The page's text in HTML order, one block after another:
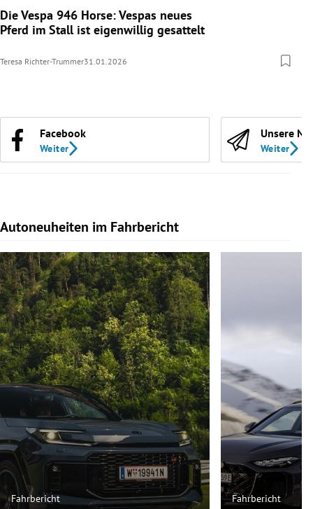
Die Vespa 946 Horse: Vespas neues
Pferd im Stall ist eigenwillig gesattelt
Teresa Richter-Trummer31.01.2026
Facebook
Weiter
Unsere
Weiter
Autoneuheiten im Fahrbericht
Slide 1 von 7
Fahrbericht Fahrbericht